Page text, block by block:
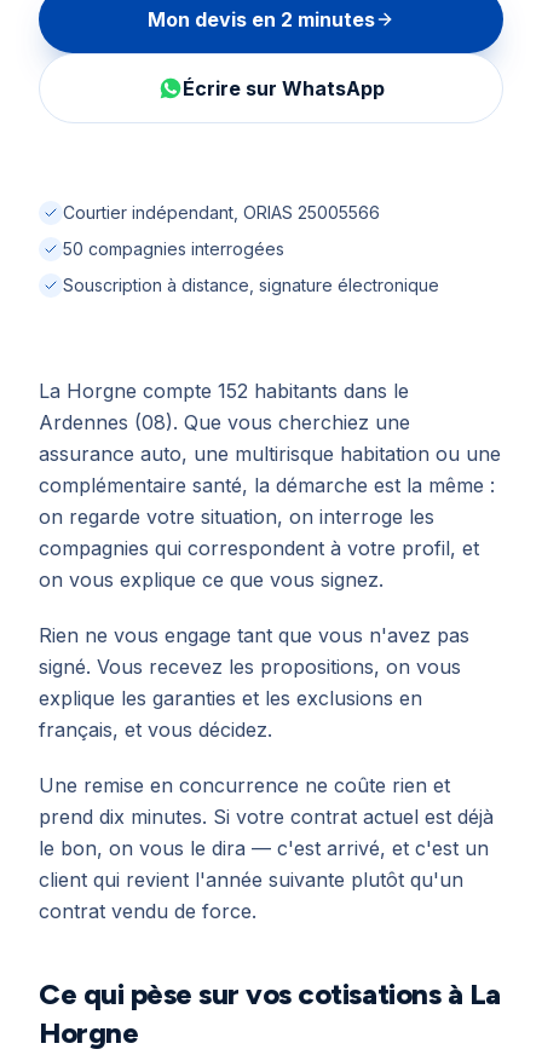
Mon devis en 2 minutes
Écrire sur WhatsApp
Courtier indépendant, ORIAS 25005566
50 compagnies interrogées
Souscription à distance, signature électronique
La Horgne compte 152 habitants dans le
Ardennes (08). Que vous cherchiez une
assurance auto, une multirisque habitation ou une
complémentaire santé, la démarche est la même :
on regarde votre situation, on interroge les
compagnies qui correspondent à votre profil, et
on vous explique ce que vous signez.
Rien ne vous engage tant que vous n'avez pas
signé. Vous recevez les propositions, on vous
explique les garanties et les exclusions en
français, et vous décidez.
Une remise en concurrence ne coûte rien et
prend dix minutes. Si votre contrat actuel est déjà
le bon, on vous le dira — c'est arrivé, et c'est un
client qui revient l'année suivante plutôt qu'un
contrat vendu de force.
Ce qui pèse sur vos cotisations à La
Horgne